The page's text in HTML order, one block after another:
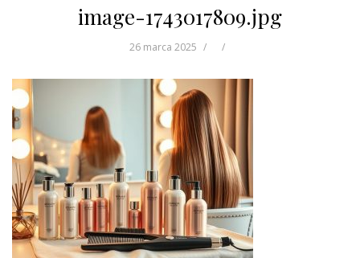
image-1743017809.jpg
26 marca 2025